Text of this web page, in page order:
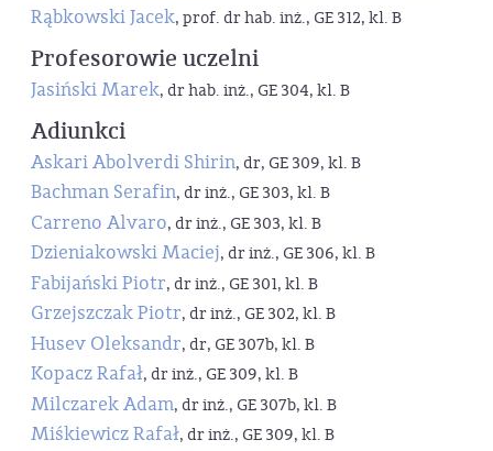
Rąbkowski Jacek, prof. dr hab. inż., GE 312, kl. B
Profesorowie uczelni
Jasiński Marek, dr hab. inż., GE 304, kl. B
Adiunkci
Askari Abolverdi Shirin, dr, GE 309, kl. B
Bachman Serafin, dr inż., GE 303, kl. B
Carreno Alvaro, dr inż., GE 303, kl. B
Dzieniakowski Maciej, dr inż., GE 306, kl. B
Fabijański Piotr, dr inż., GE 301, kl. B
Grzejszczak Piotr, dr inż., GE 302, kl. B
Husev Oleksandr, dr, GE 307b, kl. B
Kopacz Rafał, dr inż., GE 309, kl. B
Milczarek Adam, dr inż., GE 307b, kl. B
Miśkiewicz Rafał, dr inż., GE 309, kl. B